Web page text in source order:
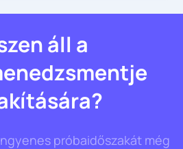
áll a
próbaidőszakát még